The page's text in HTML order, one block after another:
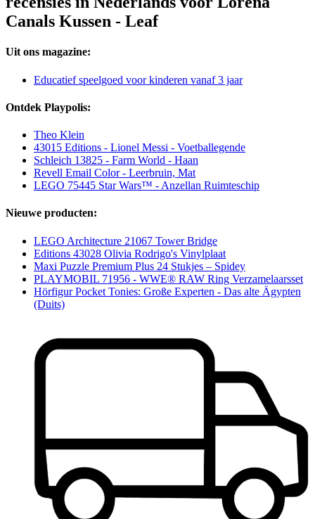
Canals Kussen - Leaf
Uit ons magazine:
Educatief speelgoed voor kinderen vanaf 3 jaar
Ontdek Playpolis:
Theo Klein
43015 Editions - Lionel Messi - Voetballegende
Schleich 13825 - Farm World - Haan
Revell Email Color - Leerbruin, Mat
LEGO 75445 Star Wars™ - Anzellan Ruimteschip
Nieuwe producten:
LEGO Architecture 21067 Tower Bridge
Editions 43028 Olivia Rodrigo's Vinylplaat
Maxi Puzzle Premium Plus 24 Stukjes – Spidey
PLAYMOBIL 71956 - WWE® RAW Ring Verzamelaarsset
Hörfigur Pocket Tonies: Große Experten - Das alte Ägypten
(Duits)